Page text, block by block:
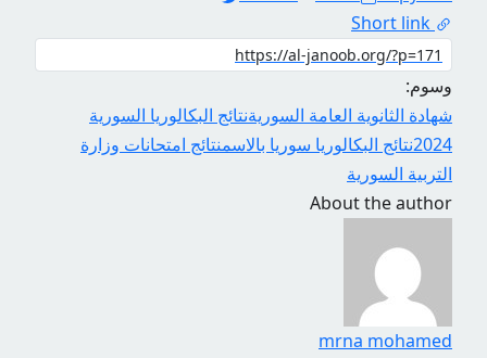
Short link
وسوم:
شهادة الثانوية العامة السوريةنتائج البكالوريا السورية
2024نتائج البكالوريا سوريا بالاسمنتائج امتحانات وزارة
التربية السورية
About the author
mrna mohamed